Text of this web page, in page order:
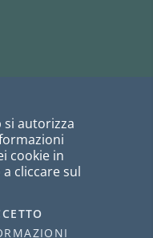
si autorizza
cookie in
cliccare sul